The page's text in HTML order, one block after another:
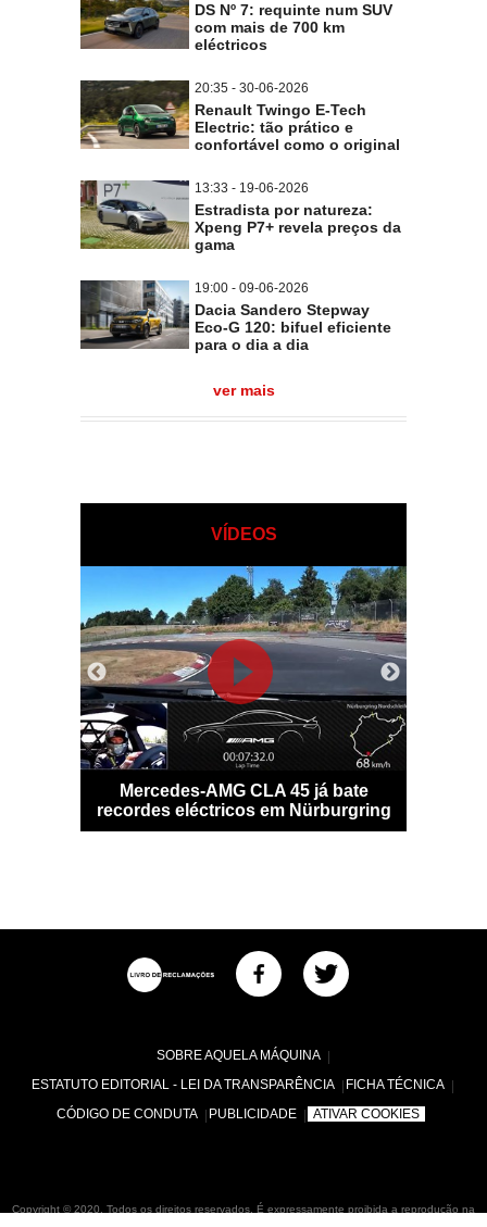
DS Nº 7: requinte num SUV
com mais de 700 km
eléctricos
20:35 - 30-06-2026
Renault Twingo E-Tech
Electric: tão prático e
confortável como o original
13:33 - 19-06-2026
Estradista por natureza:
Xpeng P7+ revela preços da
gama
19:00 - 09-06-2026
Dacia Sandero Stepway
Eco-G 120: bifuel eficiente
para o dia a dia
ver mais
VÍDEOS
Mercedes-AMG CLA 45 já bate
recordes eléctricos em Nürburgring
SOBRE AQUELA MÁQUINA
ESTATUTO EDITORIAL - LEI DA TRANSPARÊNCIA
FICHA TÉCNICA
CÓDIGO DE CONDUTA
PUBLICIDADE ATIVAR COOKIES
Copyright © 2020. Todos os direitos reservados. É expressamente proibida a reprodução na